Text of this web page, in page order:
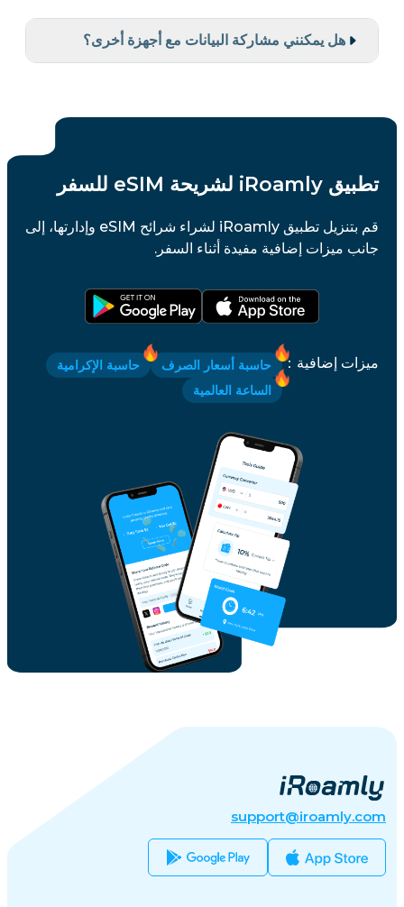
هل يمكنني مشاركة البيانات مع أجهزة أخرى؟
تطبيق iRoamly لشريحة eSIM للسفر
قم بتنزيل تطبيق iRoamly لشراء شرائح eSIM وإدارتها، إلى
جانب ميزات إضافية مفيدة أثناء السفر.
ميزات إضافية ： حاسبة أسعار الصرف
حاسبة الإكرامية
الساعة العالمية
support@iroamly.com